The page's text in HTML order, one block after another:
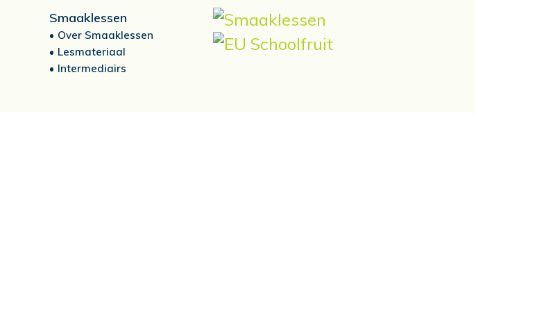
Smaaklessen
Over Smaaklessen
Lesmateriaal
Intermediairs